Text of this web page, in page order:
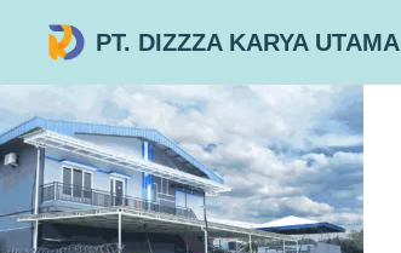
PT. DIZZZA KARYA UTAMA